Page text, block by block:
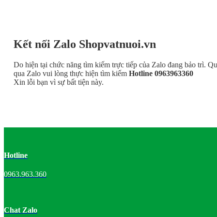
Kết nối Zalo Shopvatnuoi.vn
Do hiện tại chức năng tìm kiếm trực tiếp của Zalo đang bảo trì.
qua Zalo vui lòng thực hiện tìm kiếm Hotline 0963963360
Xin lỗi bạn vì sự bất tiện này.
Hotline
0963.963.360
Chat Zalo